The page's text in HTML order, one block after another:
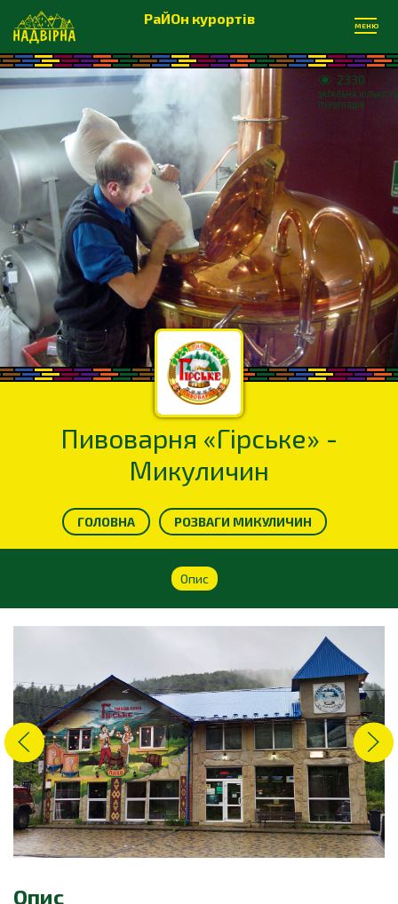
РаЙОн курортів МЕНЮ
Пивоварня «Гірське» -
Микуличин
2330
ЗАГАЛЬНА КІЛЬКІСТЬ
ПЕРЕГЛЯДІВ
ГОЛОВНА РОЗВАГИ МИКУЛИЧИН
Опис
Опис